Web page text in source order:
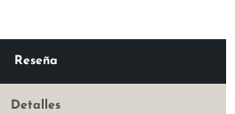
Reseña
Detalles